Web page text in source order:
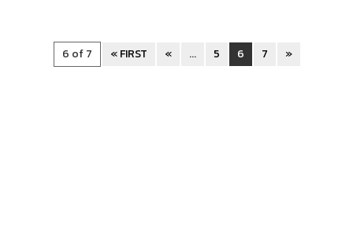
6 of 7 « FIRST « ... 5 6 7 »